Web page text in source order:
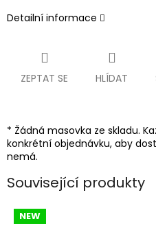
Detailní informace
ZEPTAT SE HLÍDAT
* Žádná masovka ze skladu.
konkrétní objednávku, aby
nemá.
Související produkty
NEW